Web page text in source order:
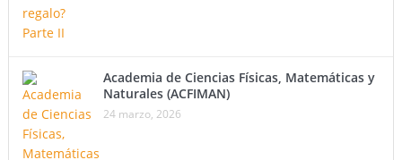
Academia de Ciencias Físicas, Matemáticas y
Naturales (ACFIMAN)
24 marzo, 2026